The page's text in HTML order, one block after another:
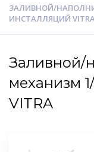
ЗАЛИВНОЙ/
ИНСТАЛЛЯЦИЙ
Заливной/
механизм
VITRA